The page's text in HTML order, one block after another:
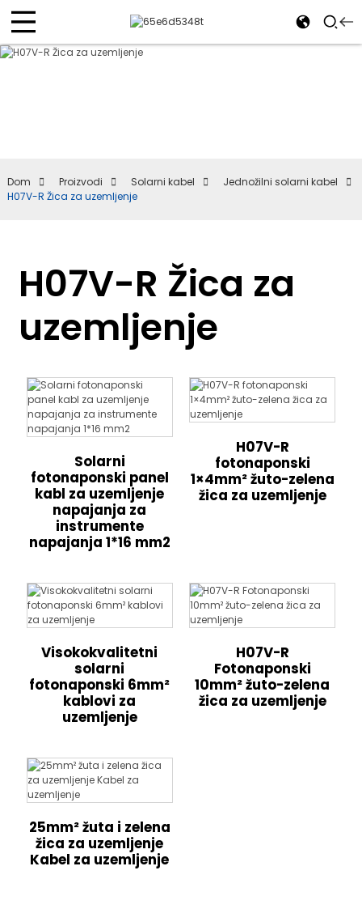
Dom Proizvodi Solarni kabel
Jednožilni solarni kabel
H07V-R Žica za uzemljenje
H07V-R Žica za
uzemljenje
Solarni
fotonaponski panel
kabl za uzemljenje
napajanja za
instrumente
napajanja 1*16 mm2
H07V-R
fotonaponski
1×4mm² žuto-zelena
žica za uzemljenje
Visokokvalitetni
solarni
fotonaponski 6mm²
kablovi za
uzemljenje
H07V-R
Fotonaponski
10mm² žuto-zelena
žica za uzemljenje
25mm² žuta i zelena
žica za uzemljenje
Kabel za uzemljenje